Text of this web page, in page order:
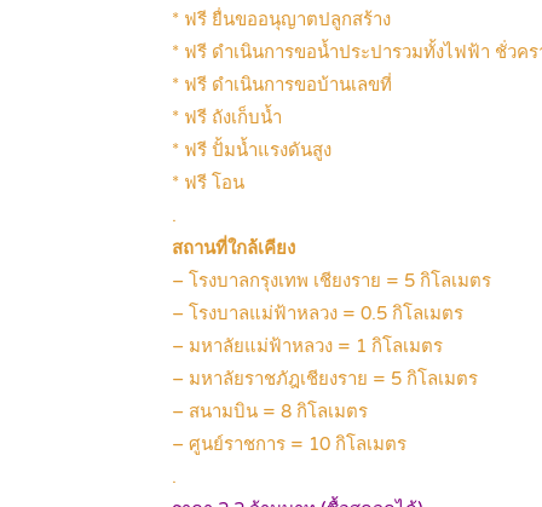
* ฟรี ยื่นขออนุญาตปลูกสร้าง
* ฟรี ดำเนินการขอน้ำประปารวมทั้งไฟฟ้า ชั่วคร
* ฟรี ดำเนินการขอบ้านเลขที่
* ฟรี ถังเก็บน้ำ
* ฟรี ปั้มน้ำแรงดันสูง
* ฟรี โอน
.
สถานที่ใกล้เคียง
– โรงบาลกรุงเทพ เชียงราย = 5 กิโลเมตร
– โรงบาลแม่ฟ้าหลวง = 0.5 กิโลเมตร
– มหาลัยแม่ฟ้าหลวง = 1 กิโลเมตร
– มหาลัยราชภัฎเชียงราย = 5 กิโลเมตร
– สนามบิน = 8 กิโลเมตร
– ศูนย์ราชการ = 10 กิโลเมตร
.